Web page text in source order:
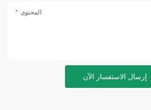
المحتوى
إرسال الاستفسار الآن